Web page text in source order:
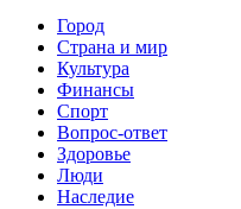
Город
Страна и мир
Культура
Финансы
Спорт
Вопрос-ответ
Здоровье
Люди
Наследие